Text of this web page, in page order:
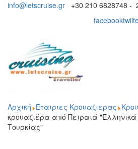
info@letscruise.gr
+30 210 6828748 -
facebook
Αρχική Εταιριες Κρουαζιερας
κρουαζιέρα από Πειραιά
Τουρκίας"